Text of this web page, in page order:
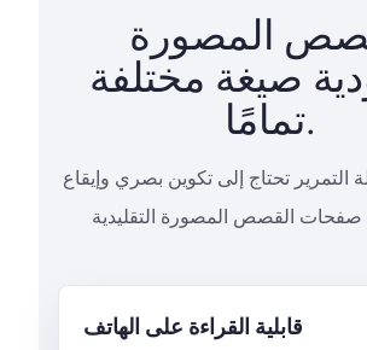
المصورة
صيغة مختلفة
تمامًا.
التمرير تحتاج إلى تكوين بصري وإيقاع
قابلية القراءة على الهاتف